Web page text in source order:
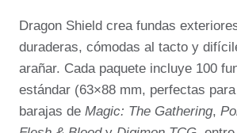
Dragon Shield crea fundas
duraderas, cómodas al tacto y
arañar. Cada paquete incluye 100
estándar (63×88 mm, perfectas
barajas de Magic: The Gathering,